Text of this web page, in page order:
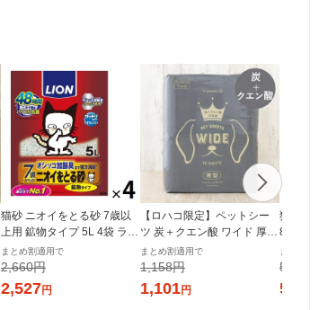
猫砂 ニオイをとる砂 7歳以
上用 鉱物タイプ 5L 4袋 ライ
オンペット（イチオシ）
まとめ割適用で
2,660円
2,527円
【ロハコ限定】ペットシー
ツ 炭＋クエン酸 ワイド 厚型
プレミアム 国産 40枚 1袋 ペ
ットシート オリジナル
まとめ割適用で
1,158円
1,101円
猫砂 ニ
8袋（4袋
ット（イ
まとめ割適
5,520円
5,244